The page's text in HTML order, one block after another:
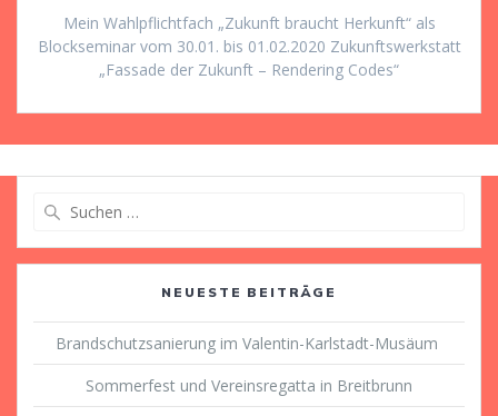
Mein Wahlpflichtfach „Zukunft braucht Herkunft“ als
Blockseminar vom 30.01. bis 01.02.2020 Zukunftswerkstatt
„Fassade der Zukunft – Rendering Codes“
NEUESTE BEITRÄGE
Brandschutzsanierung im Valentin-Karlstadt-Musäum
Sommerfest und Vereinsregatta in Breitbrunn